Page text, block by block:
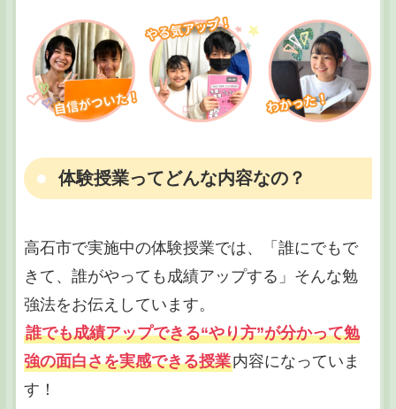
体験授業ってどんな内容なの？
高石市で実施中の体験授業では、「誰にでもで
きて、誰がやっても成績アップする」そんな勉
強法をお伝えしています。
誰でも成績アップできる“やり方”が分かって勉
強の面白さを実感できる授業内容になっていま
す！